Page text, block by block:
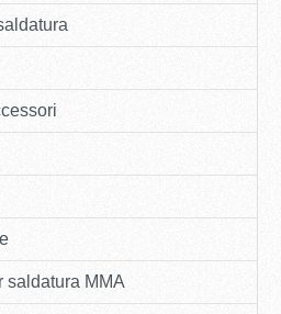
saldatura MMA